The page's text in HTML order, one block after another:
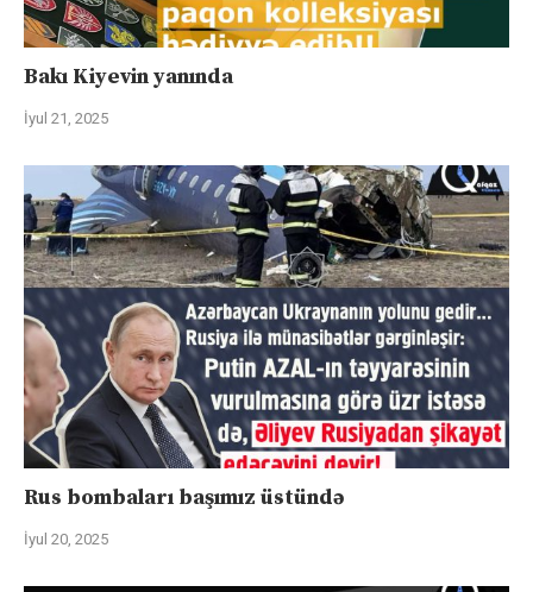
Bakı Kiyevin yanında
İyul 21, 2025
Rus bombaları başımız üstündə
İyul 20, 2025